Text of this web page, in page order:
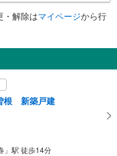
・解除はマイページから行
根 新築戸建
」駅 徒歩14分